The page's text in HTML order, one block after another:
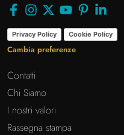
Privacy Policy Cookie Policy
Cambia preferenze
Contatti
Chi Siamo
I nostri valori
Rassegna stampa